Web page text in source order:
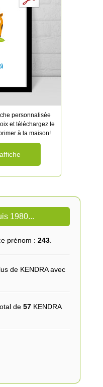
personnalisée
et téléchargez le
à la maison!
1980...
prénom : 243.
de KENDRA avec
de 57KENDRA